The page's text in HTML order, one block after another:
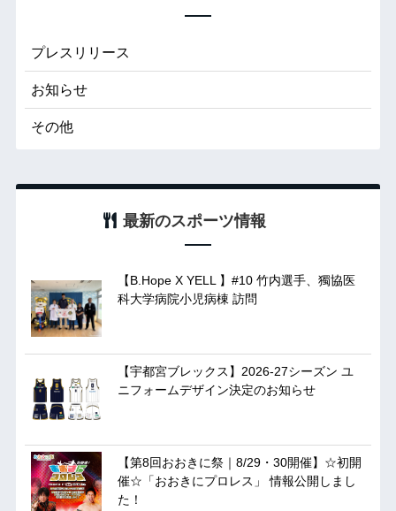
プレスリリース
お知らせ
その他
最新のスポーツ情報
【B.Hope X YELL 】#10 竹内選手、獨協医
科大学病院小児病棟 訪問
【宇都宮ブレックス】2026-27シーズン ユ
ニフォームデザイン決定のお知らせ
【第8回おおきに祭｜8/29・30開催】☆初開
催☆「おおきにプロレス」 情報公開しまし
た！